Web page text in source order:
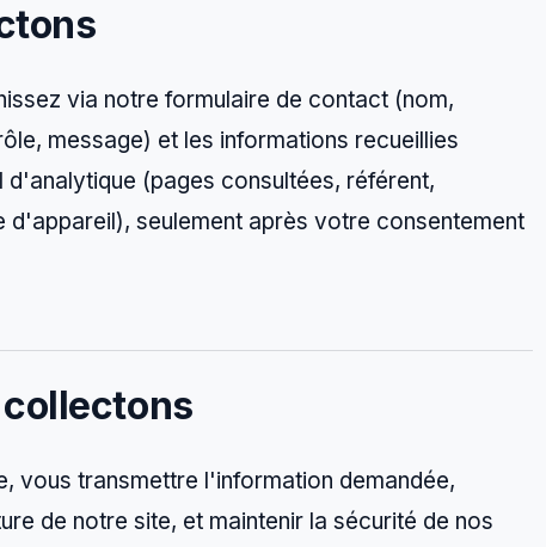
via notre formulaire de contact (nom,
message) et les informations recueillies
(pages consultées, référent,
seulement après votre consentement
vous transmettre l'information demandée,
de notre site, et maintenir la sécurité de nos